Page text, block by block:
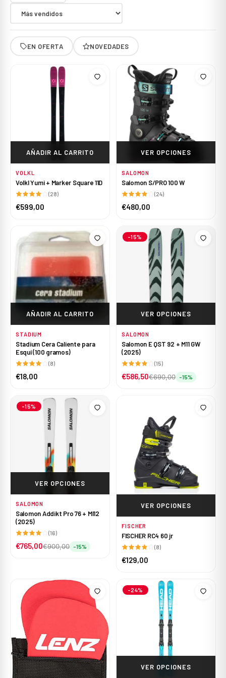
EN OFERTA NOVEDADES
AÑADIR AL CARRITO
VOLKL
Volkl Yumi + Marker Square 11D
(28)
€599,00
VER OPCIONES
SALOMON
Salomon S/PRO 100 W
(24)
€480,00
AÑADIR AL CARRITO
STADIUM
Stadium Cera Caliente para
Esquí (100 gramos)
(8)
€18,00
-15%
VER OPCIONES
SALOMON
Salomon E QST 92 + M11 GW
(2025)
(15)
€586,50€690,00 -15%
-15%
VER OPCIONES
SALOMON
Salomon Addikt Pro 76 + MI12
(2025)
(16)
€765,00€900,00 -15%
VER OPCIONES
FISCHER
FISCHER RC4 60 jr
(8)
€129,00
-24%
VER OPCIONES